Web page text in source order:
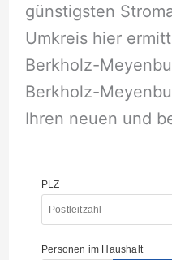
günstigsten
Umkreis hier
Berkholz-
Berkholz-
Ihren neuen und